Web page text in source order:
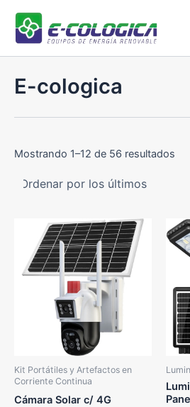
contenido
E-cologica
Mostrando 1–12 de 56 resultados
Kit Portátiles y Artefactos en
Corriente Continua
Cámara Solar c/ 4G